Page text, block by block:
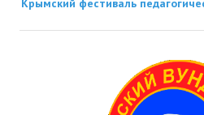
Крымский фестиваль